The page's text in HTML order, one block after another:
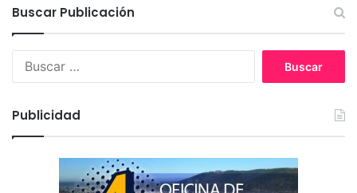
d
e
f
g
r
a
Buscar Publicación
:
Publicidad